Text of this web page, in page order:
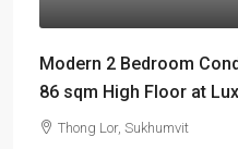
Modern 2 Bedroom
86 sqm High Floor at
Thong Lor, Sukhumvit